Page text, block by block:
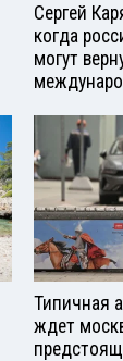
Сергей
когда
могут
Типичная
ждет